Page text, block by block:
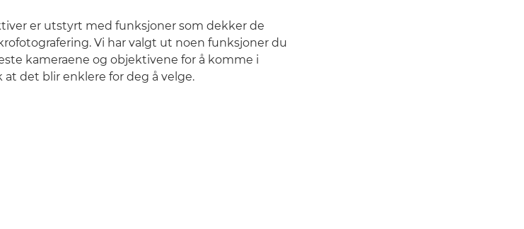
er utstyrt med funksjoner som dekker de
Vi har valgt ut noen funksjoner du
kameraene og objektivene for å komme i
det blir enklere for deg å velge.